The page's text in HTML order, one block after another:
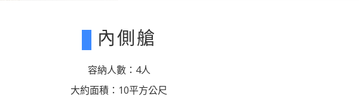
內側艙
容納人數：4人
大約面積：10平方公尺